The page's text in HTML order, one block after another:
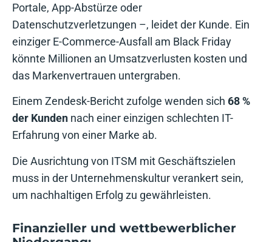
Portale, App-Abstürze oder
Datenschutzverletzungen –, leidet der Kunde. Ein
einziger E-Commerce-Ausfall am Black Friday
könnte Millionen an Umsatzverlusten kosten und
das Markenvertrauen untergraben.
Einem Zendesk-Bericht zufolge wenden sich 68 %
der Kunden nach einer einzigen schlechten IT-
Erfahrung von einer Marke ab.
Die Ausrichtung von ITSM mit Geschäftszielen
muss in der Unternehmenskultur verankert sein,
um nachhaltigen Erfolg zu gewährleisten.
Finanzieller und wettbewerblicher